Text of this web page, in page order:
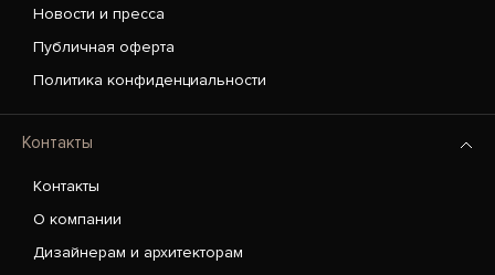
Новости и пресса
Публичная оферта
Политика конфиденциальности
Контакты
Контакты
О компании
Дизайнерам и архитекторам